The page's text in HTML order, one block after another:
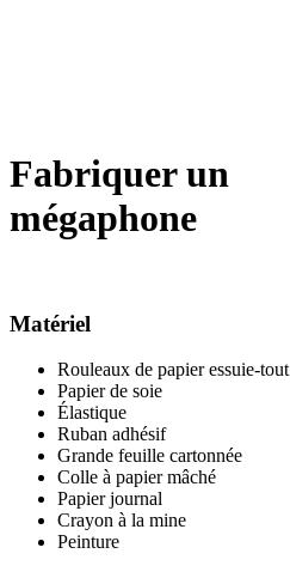
Fabriquer un
mégaphone
Matériel
Rouleaux de papier essuie-tout
Papier de soie
Élastique
Ruban adhésif
Grande feuille cartonnée
Colle à papier mâché
Papier journal
Crayon à la mine
Peinture